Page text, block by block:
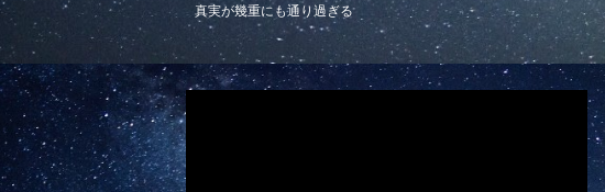
真実が幾重にも通り過ぎる